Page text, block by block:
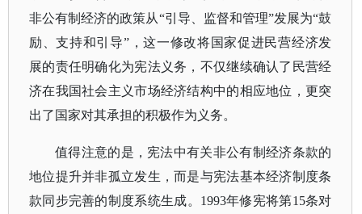
非公有制经济的政策从“引导、监督和管理”发展为“鼓
励、支持和引导”，这一修改将国家促进民营经济发
展的责任明确化为宪法义务，不仅继续确认了民营经
济在我国社会主义市场经济结构中的相应地位，更突
出了国家对其承担的积极作为义务。
值得注意的是，宪法中有关非公有制经济条款的
地位提升并非孤立发生，而是与宪法基本经济制度条
款同步完善的制度系统生成。 1993年修宪将第15条对